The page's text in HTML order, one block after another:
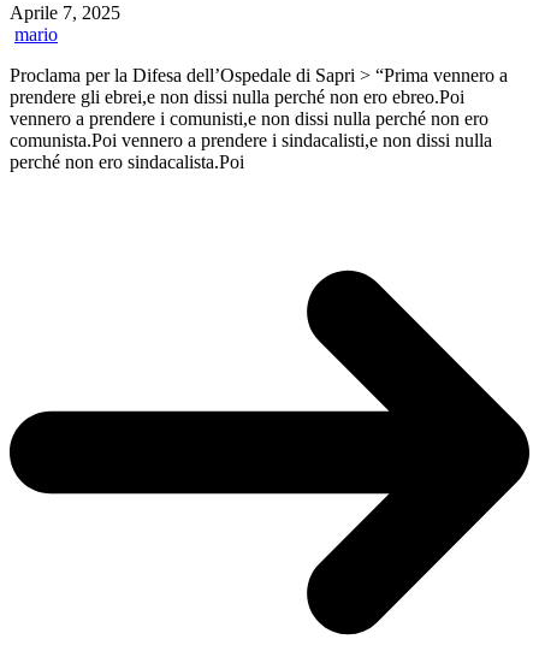
sindaco
e
del
presidente
del
Comitato
Aprile 7, 2025
mario
Proclama per la Difesa dell’Ospedale di Sapri > “Prima vennero a
prendere gli ebrei,e non dissi nulla perché non ero ebreo.Poi
vennero a prendere i comunisti,e non dissi nulla perché non ero
comunista.Poi vennero a prendere i sindacalisti,e non dissi nulla
perché non ero sindacalista.Poi